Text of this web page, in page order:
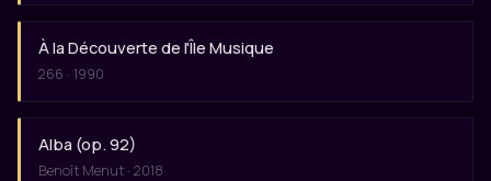
À la Découverte de l'Île Musique
266 · 1990
Alba (op. 92)
Benoît Menut · 2018